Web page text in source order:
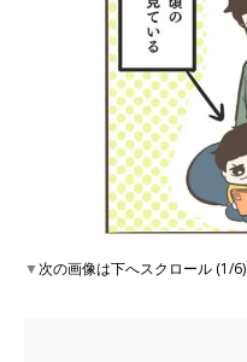
▼次の画像は下へスクロール (1/6)